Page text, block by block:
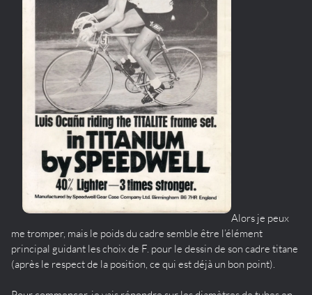
Alors je peux
me tromper, mais le poids du cadre semble être l’élément
principal guidant les choix de F. pour le dessin de son cadre titane
(après le respect de la position, ce qui est déjà un bon point).